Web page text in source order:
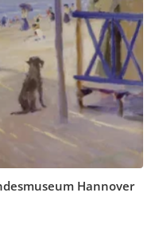
Hannover